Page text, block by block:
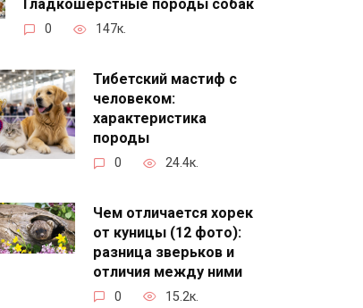
Гладкошерстные породы собак
0 147к.
Тибетский мастиф с
человеком:
характеристика
породы
0 24.4к.
Чем отличается хорек
от куницы (12 фото):
разница зверьков и
отличия между ними
0 15.2к.